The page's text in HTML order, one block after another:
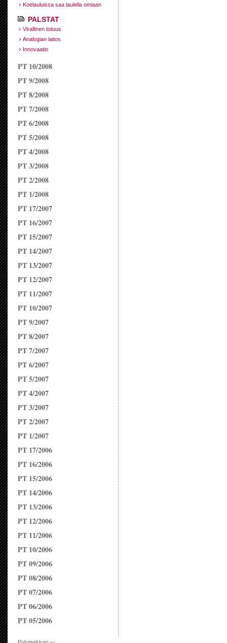
Koelauluissa saa laulella omiaan
PALSTAT
Virallinen totuus
Analogian laitos
Innovaatio
PT 10/2008
PT 9/2008
PT 8/2008
PT 7/2008
PT 6/2008
PT 5/2008
PT 4/2008
PT 3/2008
PT 2/2008
PT 1/2008
PT 17/2007
PT 16/2007
PT 15/2007
PT 14/2007
PT 13/2007
PT 12/2007
PT 11/2007
PT 10/2007
PT 9/2007
PT 8/2007
PT 7/2007
PT 6/2007
PT 5/2007
PT 4/2007
PT 3/2007
PT 2/2007
PT 1/2007
PT 17/2006
PT 16/2006
PT 15/2006
PT 14/2006
PT 13/2006
PT 12/2006
PT 11/2006
PT 10/2006
PT 09/2006
PT 08/2006
PT 07/2006
PT 06/2006
PT 05/2006